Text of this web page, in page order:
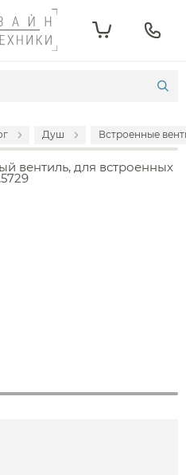
Душ Встроенные
вентиль, для встроенных